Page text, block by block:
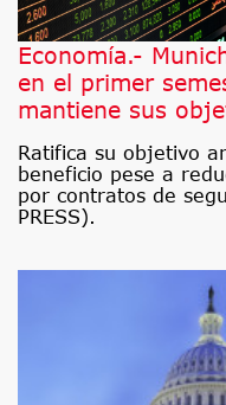
Economía.-
en el primer
mantiene sus
Ratifica su objetivo
beneficio pese a
por contratos de
PRESS).